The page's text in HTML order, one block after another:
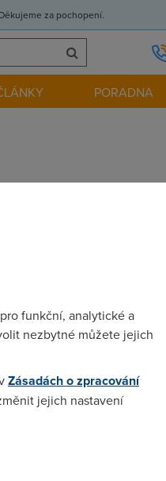
za pochopení.
PORADNA
verzi nového operačního
omyl-v-historii-microsoftu/
funkční, analytické a
nezbytné můžete jejich
Zásadách o zpracování
jejich nastavení